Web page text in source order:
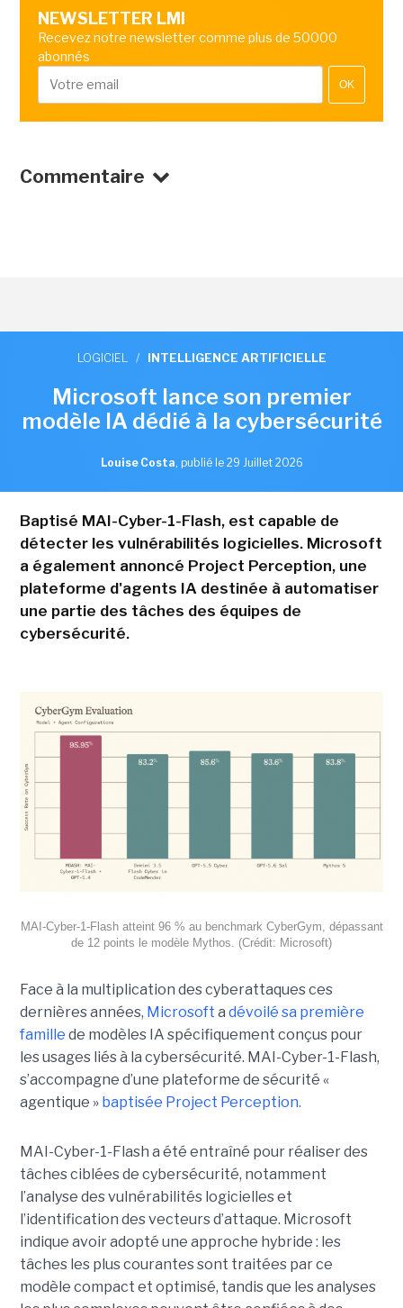
NEWSLETTER LMI
Recevez notre newsletter comme plus de 50000
abonnés
OK
Commentaire
LOGICIEL / INTELLIGENCE ARTIFICIELLE
Microsoft lance son premier
modèle IA dédié à la cybersécurité
Louise Costa, publié le 29 Juillet 2026
Baptisé MAI-Cyber-1-Flash, est capable de
détecter les vulnérabilités logicielles. Microsoft
a également annoncé Project Perception, une
plateforme d'agents IA destinée à automatiser
une partie des tâches des équipes de
cybersécurité.
MAI-Cyber-1-Flash atteint 96 % au benchmark CyberGym, dépassant
de 12 points le modèle Mythos. (Crédit: Microsoft)
Face à la multiplication des cyberattaques ces
dernières années, Microsoft a dévoilé sa première
famille de modèles IA spécifiquement conçus pour
les usages liés à la cybersécurité. MAI-Cyber-1-Flash,
s’accompagne d’une plateforme de sécurité «
agentique » baptisée Project Perception.
MAI-Cyber-1-Flash a été entraîné pour réaliser des
tâches ciblées de cybersécurité, notamment
l’analyse des vulnérabilités logicielles et
l’identification des vecteurs d’attaque. Microsoft
indique avoir adopté une approche hybride : les
tâches les plus courantes sont traitées par ce
modèle compact et optimisé, tandis que les analyses